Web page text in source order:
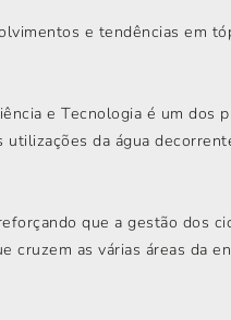
e tendências em
e Tecnologia é um dos
da água
que a gestão dos
as várias áreas da